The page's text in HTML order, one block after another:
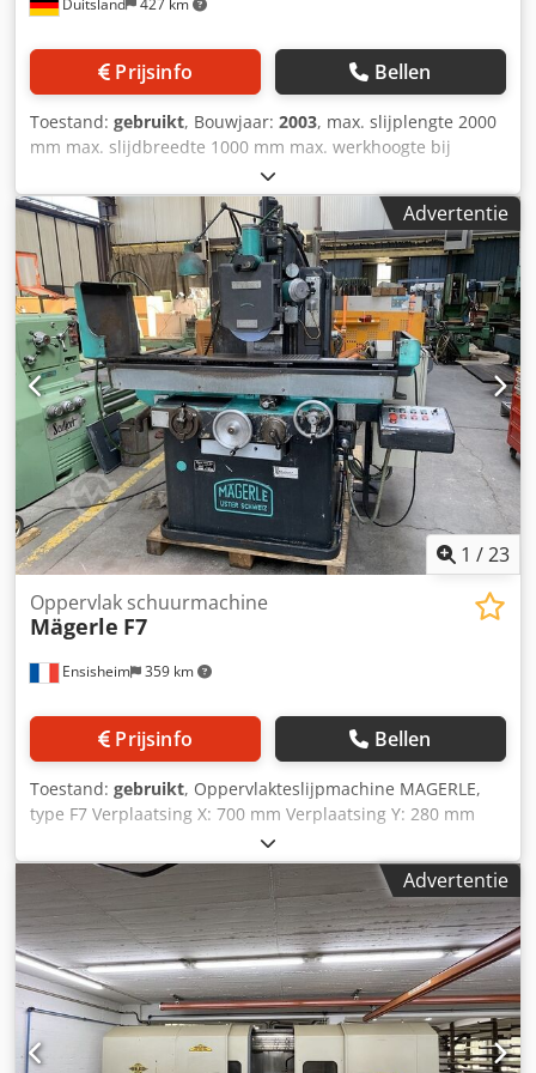
Prijsinfo Bellen
Toestand: gebruikt, Bouwjaar: 2003, max. slijplengte 2000
mm max. slijdbreedte 1000 mm max. werkhoogte bij
nieuwe slijpschijf 600 mm max. gewicht van het werkstuk
3200 kg max. tafelbelasting 4500 kg Opspanvlak 2860 x
1000 mm Slijpspindelmotor 26 kW Spindeltoerentallen
1000 - 3000 omw/min Dwarsbeweging, voeding 1 - 5000
mm/min Verticale voeding 1 - 5000 mm/min Kleinste
programmeerwaarde 0,001 Koelaggregaat Mechanische
afzuiging Papierbandfilterautomaat
Slijpschijfbalanceerelektronica Pneumatische
kantelrichtmachine Cjdpfxszn Imxj Anvorf Besturing
ABAMATIC 1 N.D.
Advertentie
1 /23
Ensisheim 359 km
Oppervlak schuurmachine
Mägerle F7
Prijsinfo Bellen
Toestand: gebruikt, Oppervlakteslijpmachine MAGERLE,
type F7 Verplaatsing X: 700 mm Verplaatsing Y: 280 mm
Verplaatsing Z: 390 mm (zonder magnetische spanplaat)
Afmetingen magnetische spanplaat: 700 x 250 mm
Slijpschijf: Ø 300 mm x Breedte 50 mm x Boorgat Ø 127
mm Spindelsnelheid: 1850 toeren per minuut
Automatische voeding in X-, Y- en Z-richting Gerestaureerd
elektrisch bedieningspaneel Diamantslijpen
Smeermiddelreservoir Spanning: 380 V Lengte inclusief
eindtafel: 2500 mm Cjdpfxozn Icge Anvsrf Breedte: 1800
mm Diepte: 2200 mm Gewicht: ca. 3,5 ton
Advertentie